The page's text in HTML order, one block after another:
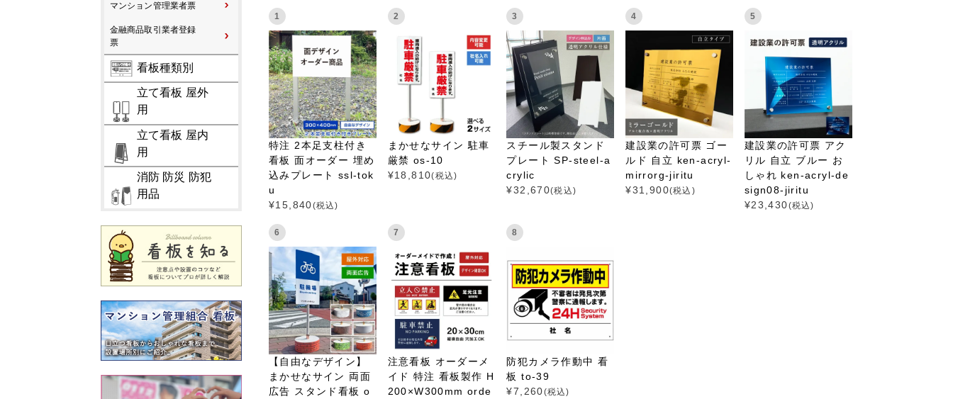
マンション管理業者票
金融商品取引業者登録
票
看板種類別
立て看板 屋外
用
立て看板 屋内
用
消防 防災 防犯
用品
1
特注 2本足支柱付き
看板 面オーダー 埋め
込みプレート ssl-tok
u
¥15,840(税込)
2
まかせなサイン 駐車
厳禁 os-10
¥18,810(税込)
3
スチール製スタンド
プレート SP-steel-a
crylic
¥32,670(税込)
4
建設業の許可票 ゴー
ルド 自立 ken-acryl-
mirrorg-jiritu
¥31,900(税込)
5
建設業の許可票 アク
リル 自立 ブルー お
しゃれ ken-acryl-de
sign08-jiritu
¥23,430(税込)
6
【自由なデザイン】
まかせなサイン 両面
広告 スタンド看板 o
7
注意看板 オーダーメ
イド 特注 看板製作 H
200×W300mm orde
8
防犯カメラ作動中 看
板 to-39
¥7,260(税込)